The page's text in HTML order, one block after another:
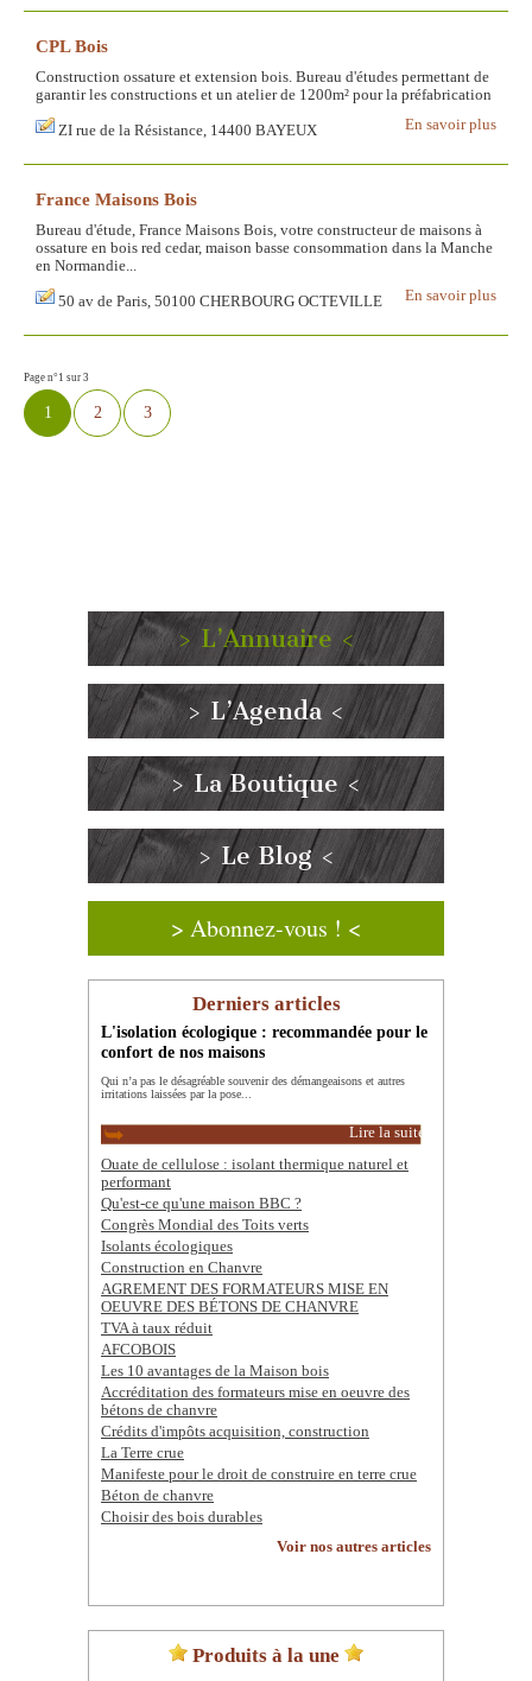
CPL Bois
Construction ossature et extension bois. Bureau d'études permettant de
garantir les constructions et un atelier de 1200m² pour la préfabrication
En savoir plus
ZI rue de la Résistance, 14400 BAYEUX
France Maisons Bois
Bureau d'étude, France Maisons Bois, votre constructeur de maisons à
ossature en bois red cedar, maison basse consommation dans la Manche
en Normandie...
En savoir plus
50 av de Paris, 50100 CHERBOURG OCTEVILLE
Page n°1 sur 3
1 2 3
> L’Annuaire <
> L’Agenda <
> La Boutique <
> Le Blog <
> Abonnez-vous ! <
Derniers articles
L'isolation écologique : recommandée pour le
confort de nos maisons
Qui n’a pas le désagréable souvenir des démangeaisons et autres
irritations laissées par la pose...
Lire la suite
Ouate de cellulose : isolant thermique naturel et
performant
Qu'est-ce qu'une maison BBC ?
Congrès Mondial des Toits verts
Isolants écologiques
Construction en Chanvre
AGREMENT DES FORMATEURS MISE EN
OEUVRE DES BÉTONS DE CHANVRE
TVA à taux réduit
AFCOBOIS
Les 10 avantages de la Maison bois
Accréditation des formateurs mise en oeuvre des
bétons de chanvre
Crédits d'impôts acquisition, construction
La Terre crue
Manifeste pour le droit de construire en terre crue
Béton de chanvre
Choisir des bois durables
Voir nos autres articles
Produits à la une